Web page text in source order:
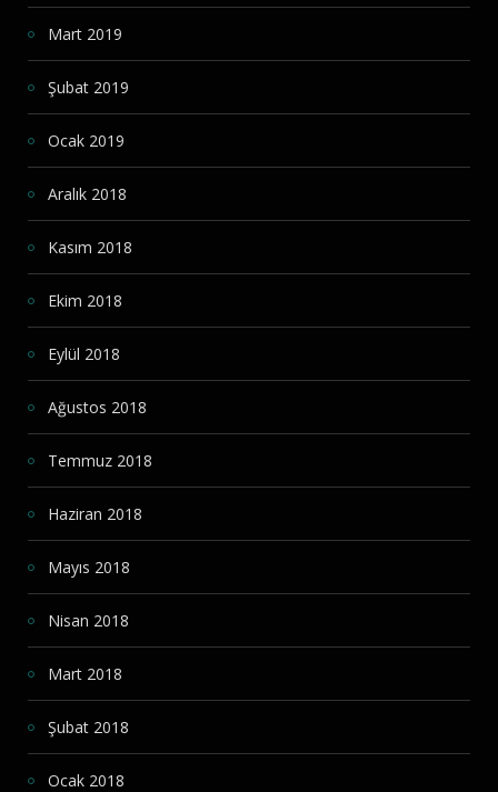
Mart 2019
Şubat 2019
Ocak 2019
Aralık 2018
Kasım 2018
Ekim 2018
Eylül 2018
Ağustos 2018
Temmuz 2018
Haziran 2018
Mayıs 2018
Nisan 2018
Mart 2018
Şubat 2018
Ocak 2018